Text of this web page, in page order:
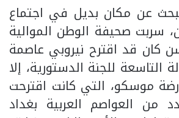
عن مكان بديل في اجتماع
سربت صحيفة الوطن الموالية
كان قد اقترح نيروبي عاصمة
التاسعة للجنة الدستورية، إلا
موسكو، التي كانت اقترحت
من العواصم العربية بغداد